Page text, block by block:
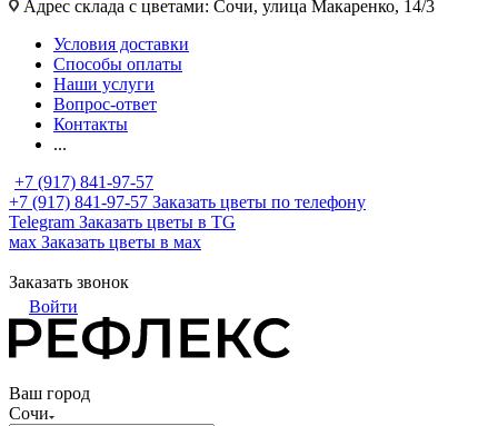
Адрес склада с цветами: Сочи, улица Макаренко, 14/3
Условия доставки
Способы оплаты
Наши услуги
Вопрос-ответ
Контакты
...
+7 (917) 841-97-57
+7 (917) 841-97-57 Заказать цветы по телефону
Telegram Заказать цветы в TG
мах Заказать цветы в мах
Заказать звонок
Войти
Ваш город
Сочи